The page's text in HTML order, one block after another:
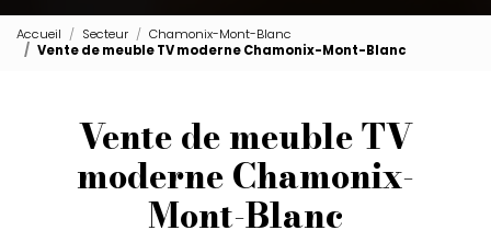
Accueil Secteur
Chamonix-Mont-Blanc
Vente de meuble TV moderne Chamonix-Mont-Blanc
Vente de meuble TV
moderne Chamonix-
Mont-Blanc